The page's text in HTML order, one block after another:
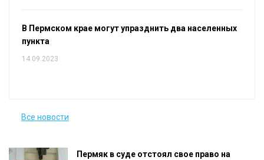
В Пермском крае могут упразднить два населенных
пункта
14.09.2023
Все новости
Пермяк в суде отстоял свое право на